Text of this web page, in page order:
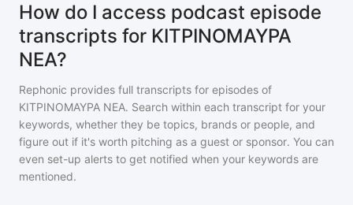
How do I access podcast episode
transcripts for ΚΙΤΡΙΝΟΜΑΥΡΑ
ΝΕΑ?
Rephonic provides full transcripts for episodes of
ΚΙΤΡΙΝΟΜΑΥΡΑ ΝΕΑ. Search within each transcript for your
keywords, whether they be topics, brands or people, and
figure out if it's worth pitching as a guest or sponsor. You can
even set-up alerts to get notified when your keywords are
mentioned.